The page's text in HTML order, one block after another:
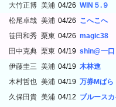
大竹正博 美浦 04/26 WIN５.９
松尾卓哉 美浦 04/26 こへこへ
笹田和秀 栗東 04/26 magic38
田中克典 栗東 04/19 shin@一口
伊藤圭三 美浦 04/19 木林進
木村哲也 美浦 04/19 万券Mばら
久保田貴 美浦 04/12 ブルースカ